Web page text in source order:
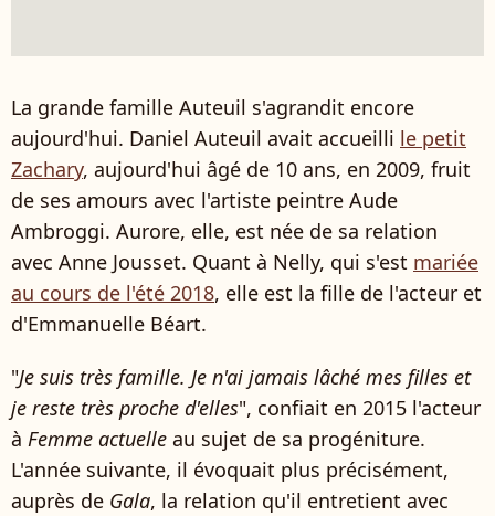
La grande famille Auteuil s'agrandit encore
aujourd'hui. Daniel Auteuil avait accueilli le petit
Zachary, aujourd'hui âgé de 10 ans, en 2009, fruit
de ses amours avec l'artiste peintre Aude
Ambroggi. Aurore, elle, est née de sa relation
avec Anne Jousset. Quant à Nelly, qui s'est mariée
au cours de l'été 2018, elle est la fille de l'acteur et
d'Emmanuelle Béart.
"Je suis très famille. Je n'ai jamais lâché mes filles et
je reste très proche d'elles", confiait en 2015 l'acteur
à Femme actuelle au sujet de sa progéniture.
L'année suivante, il évoquait plus précisément,
auprès de Gala, la relation qu'il entretient avec